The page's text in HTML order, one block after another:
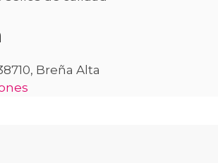
Breña Alta